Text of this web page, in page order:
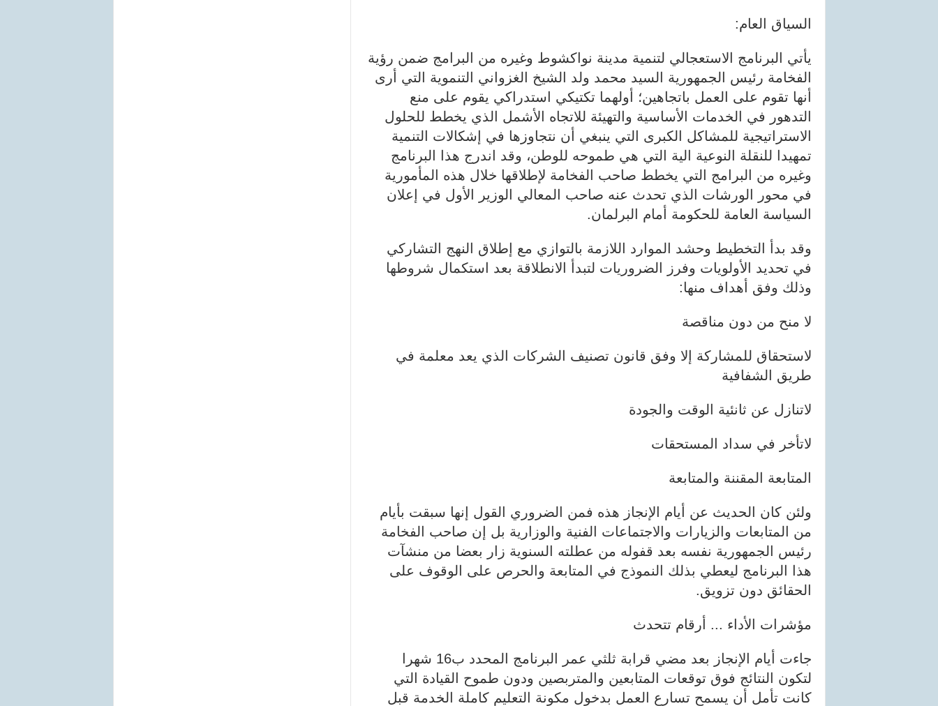
السياق العام:
يأتي البرنامج الاستعجالي لتنمية مدينة نواكشوط وغيره من البرامج ضمن رؤية
الفخامة رئيس الجمهورية السيد محمد ولد الشيخ الغزواني التنموية التي أرى
أنها تقوم على العمل باتجاهين؛ أولهما تكتيكي استدراكي يقوم على منع
التدهور في الخدمات الأساسية والتهيئة للاتجاه الأشمل الذي يخطط للحلول
الاستراتيجية للمشاكل الكبرى التي ينبغي أن نتجاوزها في إشكالات التنمية
تمهيدا للنقلة النوعية الية التي هي طموحه للوطن، وقد اندرج هذا البرنامج
وغيره من البرامج التي يخطط صاحب الفخامة لإطلاقها خلال هذه المأمورية
في محور الورشات الذي تحدث عنه صاحب المعالي الوزير الأول في إعلان
السياسة العامة للحكومة أمام البرلمان.
وقد بدأ التخطيط وحشد الموارد اللازمة بالتوازي مع إطلاق النهج التشاركي
في تحديد الأولويات وفرز الضروريات لتبدأ الانطلاقة بعد استكمال شروطها
وذلك وفق أهداف منها:
لا منح من دون مناقصة
لاستحقاق للمشاركة إلا وفق قانون تصنيف الشركات الذي يعد معلمة في
طريق الشفافية
لاتنازل عن ثانئية الوقت والجودة
لاتأخر في سداد المستحقات
المتابعة المقننة والمتابعة
ولئن كان الحديث عن أيام الإنجاز هذه فمن الضروري القول إنها سبقت بأيام
من المتابعات والزيارات والاجتماعات الفنية والوزارية بل إن صاحب الفخامة
رئيس الجمهورية نفسه بعد قفوله من عطلته السنوية زار بعضا من منشآت
هذا البرنامج ليعطي بذلك النموذج في المتابعة والحرص على الوقوف على
الحقائق دون تزويق.
مؤشرات الأداء ... أرقام تتحدث
جاءت أيام الإنجاز بعد مضي قرابة ثلثي عمر البرنامج المحدد ب16 شهرا
لتكون النتائج فوق توقعات المتابعين والمتربصين ودون طموح القيادة التي
كانت تأمل أن يسمح تسارع العمل بدخول مكونة التعليم كاملة الخدمة قبل